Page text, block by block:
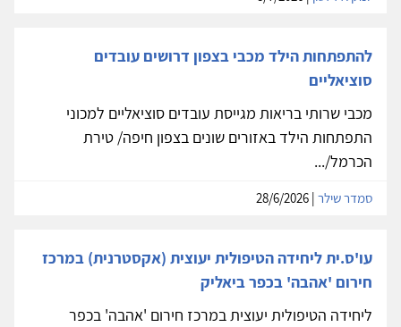
להתפתחות הילד מכבי בצפון דרושים עובדים
סוציאליים
מכבי שרותי בריאות מגייסת עובדים סוציאליים למכוני
התפתחות הילד באזורים שונים בצפון חיפה/ טירת
הכרמל/...
סמדר שילר
עו'ס.ית ליחידה הטיפולית יעוצית (אקסטרנית) במרכז
חירום 'אהבה' בכפר ביאליק
ליחידה הטיפולית יעוצית במרכז חירום 'אהבה' בכפר